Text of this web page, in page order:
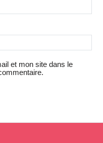
et mon site dans le